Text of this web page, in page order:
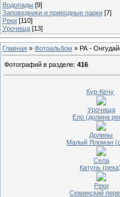
Водопады [9]
Заповедники и природные парки [7]
Реки [110]
Урочища [13]
Главная » Фотоальбом » РА -
Фотографий в разделе: 416
Кур-Кечу
Урочища
Ело (долина
Долины
Малый Яломан
Села
Катунь (река)
Реки
Семинский